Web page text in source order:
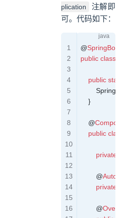
plication
注解即
可。代码如下：
@
public class
    public
static
    }
    @
    public
class
        private
        @
        private
        @